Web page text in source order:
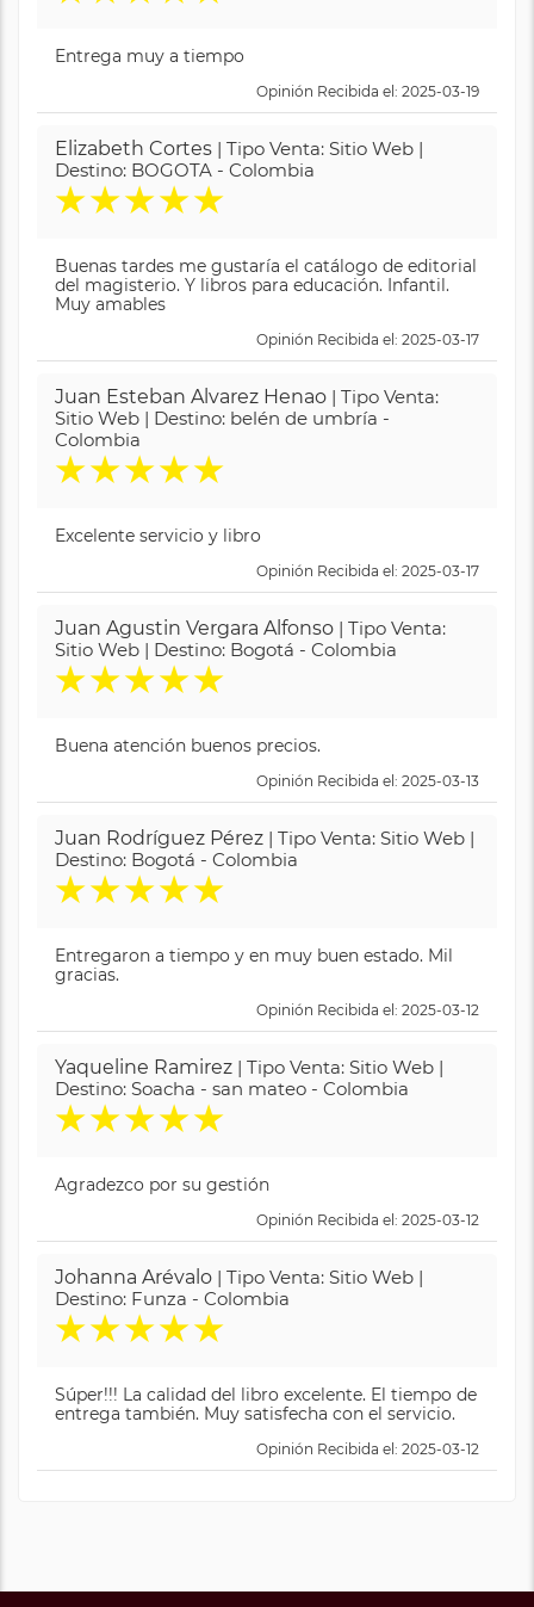
Entrega muy a tiempo
Opinión Recibida el: 2025-03-19
Elizabeth Cortes | Tipo Venta: Sitio Web |
Destino: BOGOTA - Colombia
★★★★★
Buenas tardes me gustaría el catálogo de editorial
del magisterio. Y libros para educación. Infantil.
Muy amables
Opinión Recibida el: 2025-03-17
Juan Esteban Alvarez Henao | Tipo Venta:
Sitio Web | Destino: belén de umbría -
Colombia
★★★★★
Excelente servicio y libro
Opinión Recibida el: 2025-03-17
Juan Agustin Vergara Alfonso | Tipo Venta:
Sitio Web | Destino: Bogotá - Colombia
★★★★★
Buena atención buenos precios.
Opinión Recibida el: 2025-03-13
Juan Rodríguez Pérez | Tipo Venta: Sitio Web |
Destino: Bogotá - Colombia
★★★★★
Entregaron a tiempo y en muy buen estado. Mil
gracias.
Opinión Recibida el: 2025-03-12
Yaqueline Ramirez | Tipo Venta: Sitio Web |
Destino: Soacha - san mateo - Colombia
★★★★★
Agradezco por su gestión
Opinión Recibida el: 2025-03-12
Johanna Arévalo | Tipo Venta: Sitio Web |
Destino: Funza - Colombia
★★★★★
Súper!!! La calidad del libro excelente. El tiempo de
entrega también. Muy satisfecha con el servicio.
Opinión Recibida el: 2025-03-12